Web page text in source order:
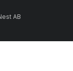
AB